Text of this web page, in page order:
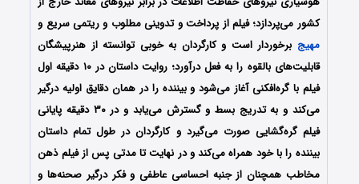
کشور می‌پردازد؛ فیلم از پرداخت و تدوینی مطلوب و ریتمی سریع و
مهیج برخوردار است و کارگردان به خوبی توانسته از هنرپیشگان
قابلیت‌های بالقوه را به فعل درآورد؛ روایت داستان در ۱۰ دقیقه اول
فیلم با گره‌افکنی آغاز می‌شود و بیننده را در همان دقایق اولیه درگیر
می‌کند و به تدریج بسط و گسترش می‌یابد و در ۳۰ دقیقه پایانی
فیلم گره‌گشایی صورت می‌گیرد و کارگردان در طول تمام داستان
بیننده را با خود همراه می‌کند و در نهایت تا مدتی پس از فیلم ذهن
مخاطب همچنان از جنبه احساسی عاطفی و فکر درگیر صحنه‌ها و